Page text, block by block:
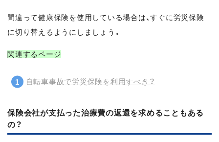
間違って健康保険を使用している場合は、すぐに労災保険
に切り替えるようにしましょう。
関連するページ
自転車事故で労災保険を利用すべき？
保険会社が支払った治療費の返還を求めることもある
の？